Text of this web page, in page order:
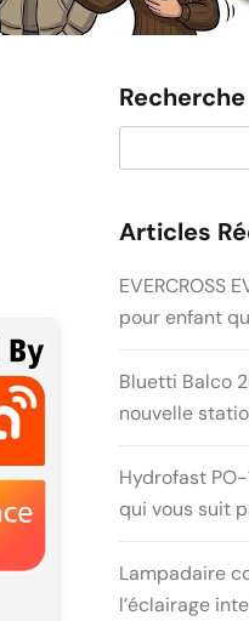
Recherche
Articles
EVERCROSS
pour enfant
Bluetti Balco
nouvelle
Hydrofast
qui vous suit
Lampadaire
l’éclairage